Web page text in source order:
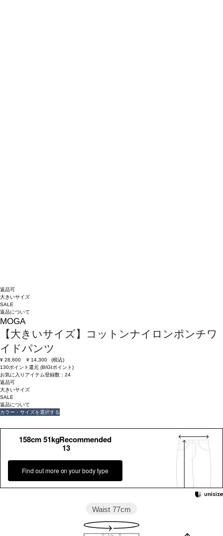
返品可
大きいサイズ
SALE
返品について
MOGA
【大きいサイズ】コットンナイロンポンチワ
イドパンツ
¥ 28,600 ¥ 14,300
(税込)
130ポイント還元 (BIGIポイント)
お気に入りアイテム登録数： 24
返品可
大きいサイズ
SALE
返品について
カラー・サイズを選択する
158cm 51kgRecommended
13
Find out more on your body type
Waist 77cm